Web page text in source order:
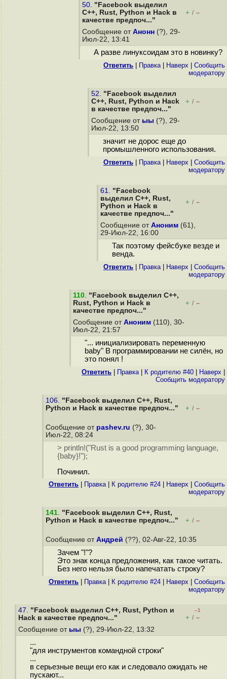
50. "Facebook выделил
C++, Rust, Python и Hack в
качестве предпоч..."
+ / –
Сообщение от Анонн (?), 29-
Июл-22, 13:41
А разве линуксоидам это в новинку?
Ответить Правка| Наверх
Cообщить
модератору
52. "Facebook выделил
C++, Rust, Python и Hack
в качестве предпоч..."
+ / –
Сообщение от ыы (?), 29-
Июл-22, 13:50
значит не дорос еще до
промышленного использования.
Ответить Правка| Наверх
Cообщить
модератору
61. "Facebook
выделил C++, Rust,
Python и Hack в
качестве предпоч..."
+ / –
Сообщение от Аноним (61),
29-Июл-22, 16:00
Так поэтому фейсбуке везде и
венда.
Ответить Правка| Наверх
Cообщить
модератору
110. "Facebook выделил C++,
Rust, Python и Hack в
качестве предпоч..."
+ / –
Сообщение от Аноним (110), 30-
Июл-22, 21:57
"... инициализировать переменную
baby" В программировании не силён, но
это понял !
Ответить Правка| К родителю #40 Наверх
Cообщить модератору
106. "Facebook выделил C++, Rust,
Python и Hack в качестве предпоч..."
+ / –
Сообщение от pashev.ru (?), 30-
Июл-22, 08:24
> println!("Rust is a good programming language,
{baby}!");
Починил.
Ответить Правка| К родителю #24 Наверх
Cообщить
модератору
141. "Facebook выделил C++, Rust,
Python и Hack в качестве предпоч..."
+ / –
Сообщение от Андрей (??), 02-Авг-22, 10:35
Зачем "!"?
Это знак конца предложения, как такое читать.
Без него нельзя было напечатать строку?
Ответить Правка| К родителю #24 Наверх
Cообщить
модератору
47. "Facebook выделил C++, Rust, Python и
Hack в качестве предпоч..."
–1
+ / –
Сообщение от ыы (?), 29-Июл-22, 13:32
...
"для инструментов командной строки"
...
в серьезные вещи его как и следовало ожидать не
пускают...